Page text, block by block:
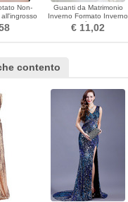
Non-
Guanti da Matrimonio
Inverno Formato Inverno
Taffetà Room
€ 11,02
contento